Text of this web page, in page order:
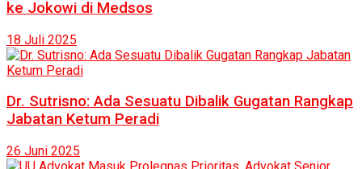
ke Jokowi di Medsos
18 Juli 2025
Dr. Sutrisno: Ada Sesuatu Dibalik Gugatan Rangkap
Jabatan Ketum Peradi
26 Juni 2025